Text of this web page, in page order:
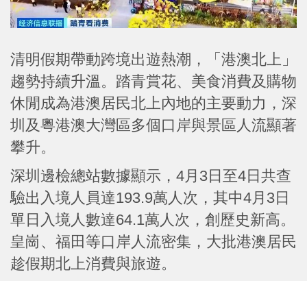
清明假期帶動跨境出遊熱潮，「港澳北上」
趨勢持續升溫。踏青賞花、美食消費及購物
休閒成為港澳居民北上內地的主要動力，深
圳及粵港澳大灣區多個口岸與景區人流顯著
攀升。
深圳邊檢總站數據顯示，4月3日至4日共查
驗出入境人員達193.9萬人次，其中4月3日
單日入境人數達64.1萬人次，創歷史新高。
皇崗、福田等口岸人流密集，大批港澳居民
趁假期北上消費與旅遊。